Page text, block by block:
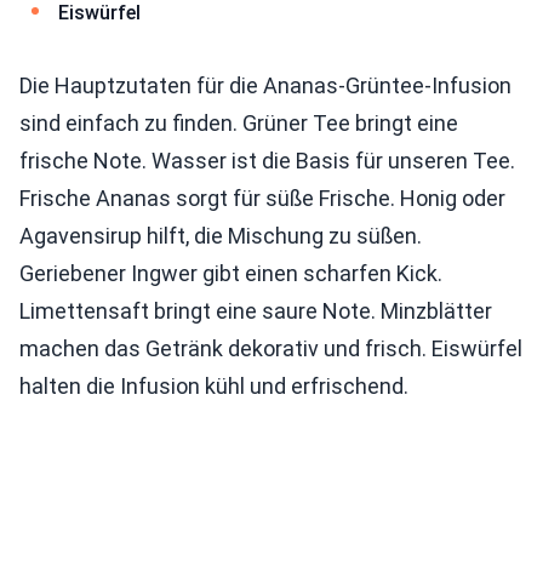
Eiswürfel
Die Hauptzutaten für die Ananas-Grüntee-Infusion
sind einfach zu finden. Grüner Tee bringt eine
frische Note. Wasser ist die Basis für unseren Tee.
Frische Ananas sorgt für süße Frische. Honig oder
Agavensirup hilft, die Mischung zu süßen.
Geriebener Ingwer gibt einen scharfen Kick.
Limettensaft bringt eine saure Note. Minzblätter
machen das Getränk dekorativ und frisch. Eiswürfel
halten die Infusion kühl und erfrischend.